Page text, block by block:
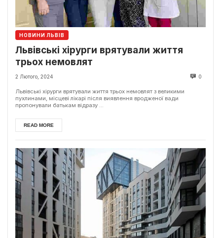
НОВИНИ ЛЬВІВ
Львівські хірурги врятували життя
трьох немовлят
2 Лютого, 2024 0
Львівські хірурги врятували життя трьох немовлят з великими
пухлинами, місцеві лікарі після виявлення вродженої вади
пропонували батькам відразу ...
READ MORE